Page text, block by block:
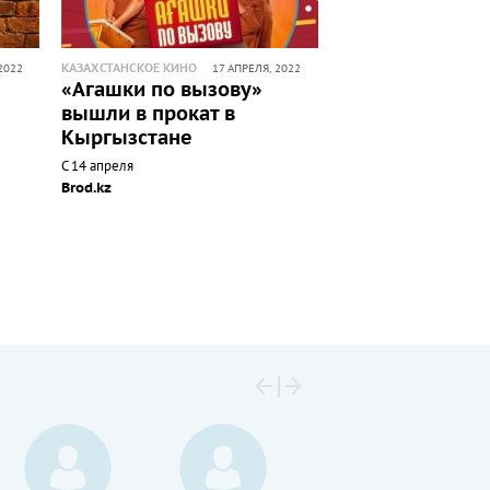
КАЗАХСТАНСКОЕ КИНО 17 АПРЕЛЯ, 2022
«Агашки по вызову»
вышли в прокат в
Кыргызстане
С 14 апреля
Brod.kz